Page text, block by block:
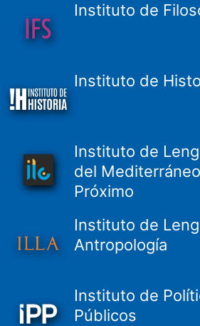
Instituto de
Instituto de
Instituto de
del
Próximo
Instituto de
Antropología
Instituto de
Públicos